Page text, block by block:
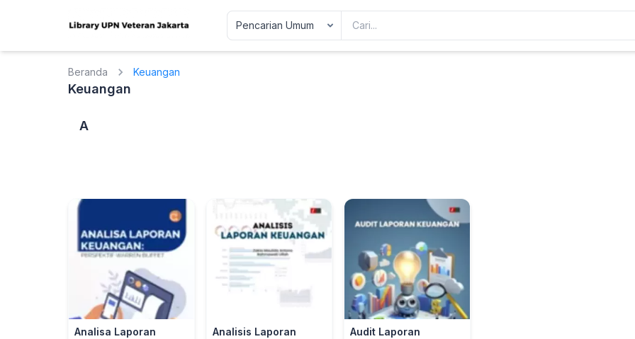
Beranda Keuangan
Keuangan
A
Analisa Laporan
Analisis Laporan
Audit Laporan